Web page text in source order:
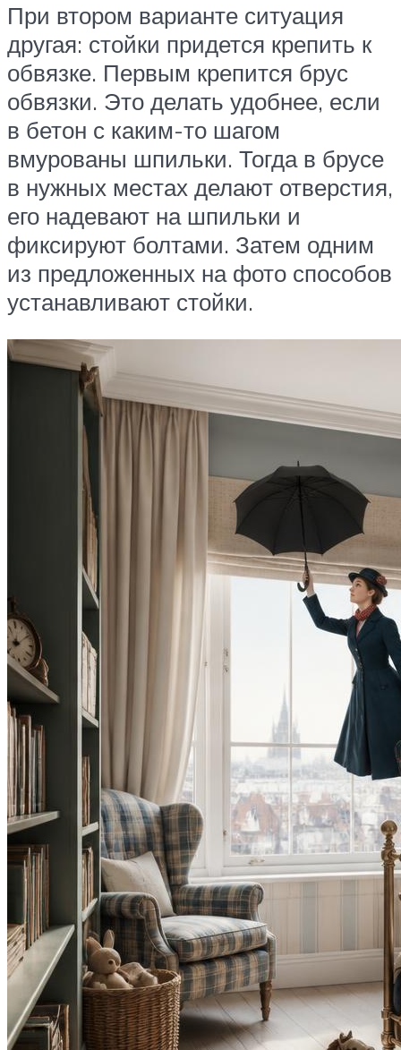
При втором варианте ситуация
другая: стойки придется крепить к
обвязке. Первым крепится брус
обвязки. Это делать удобнее, если
в бетон с каким-то шагом
вмурованы шпильки. Тогда в брусе
в нужных местах делают отверстия,
его надевают на шпильки и
фиксируют болтами. Затем одним
из предложенных на фото способов
устанавливают стойки.